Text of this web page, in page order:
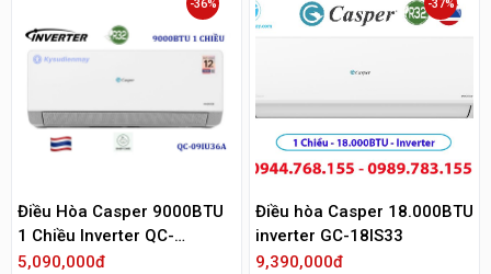
Điều Hòa Casper 9000BTU
1 Chiều Inverter QC-
09IU36A
5,090,000đ
-36%
Điều hòa Casper 18.000BTU
inverter GC-18IS33
9,390,000đ
-37%